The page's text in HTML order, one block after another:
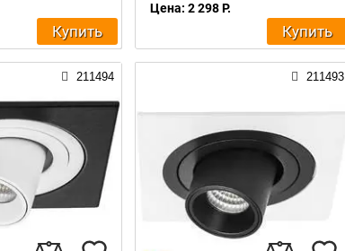
Купить
Цена: 2 298 Р.
Купить
211494 211493